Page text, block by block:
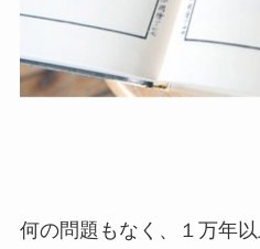
何の問題もなく、１万年